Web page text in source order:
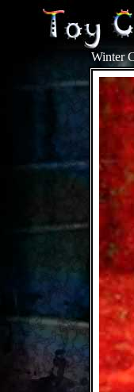
Winter